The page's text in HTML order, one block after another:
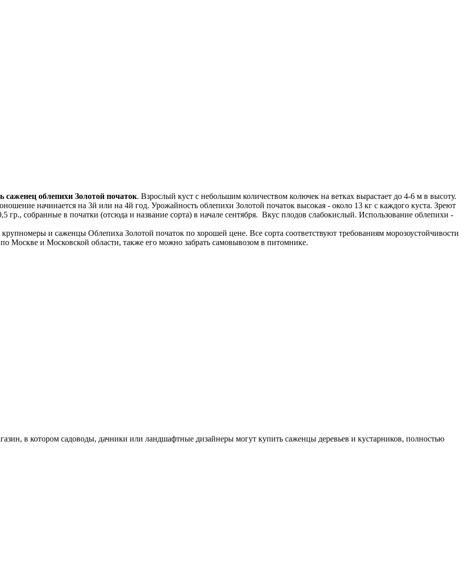
саженец облепихи Золотой початок. Взрослый куст с небольшим количеством колючек на ветках вырастает до 4-6 м в высоту.
начинается на 3й или на 4й год. Урожайность облепихи Золотой початок высокая - около 13 кг с каждого куста. Зреют
гр., собранные в початки (отсюда и название сорта) в начале сентября. Вкус плодов слабокислый. Использование облепихи -
и саженцы Облепиха Золотой початок по хорошей цене. Все сорта соответствуют требованиям морозоустойчивости
Москве и Московской области, также его можно забрать самовывозом в питомнике.
в котором садоводы, дачники или ландшафтные дизайнеры могут купить саженцы деревьев и кустарников, полностью